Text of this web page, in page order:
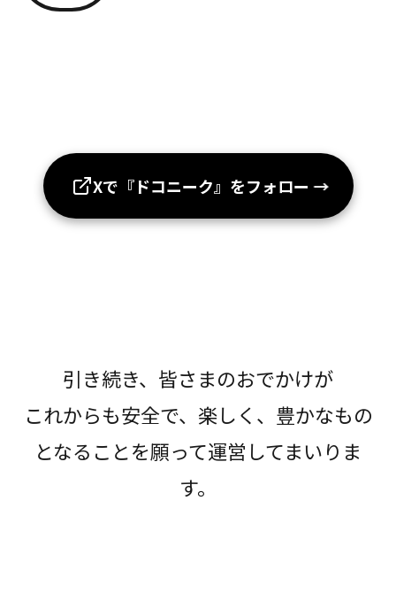
Xで『ドコニーク』をフォロー →
引き続き、皆さまのおでかけが
これからも安全で、楽しく、豊かなもの
となることを願って運営してまいりま
す。